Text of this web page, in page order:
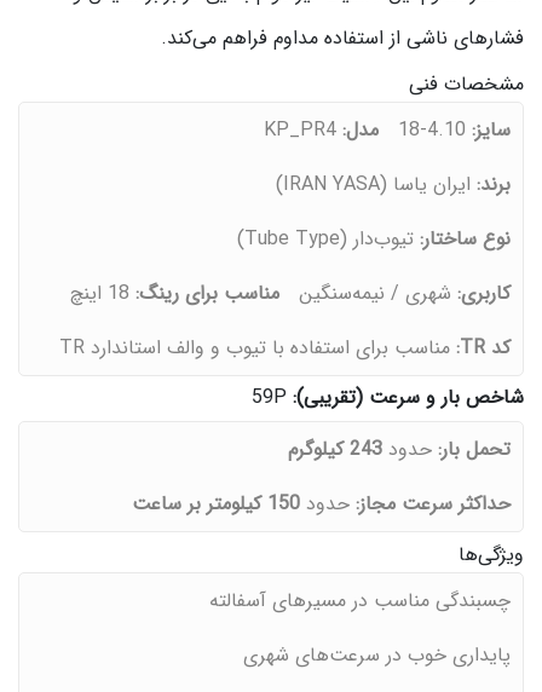
فشارهای ناشی از استفاده مداوم فراهم می‌کند.
مشخصات فنی
سایز:
مدل: KP_PR4
برند: ایران یاسا (IRAN YASA)
نوع ساختار: تیوب‌دار (Tube Type)
کاربری: شهری / نیمه‌سنگین مناسب برای رینگ:
کد TR:
مناسب برای استفاده با تیوب و والف استاندارد TR
شاخص بار و سرعت (تقریبی):
تحمل بار: حدود 243 کیلوگرم
حداکثر سرعت مجاز: حدود 150 کیلومتر بر ساعت
ویژگی‌ها
چسبندگی مناسب در مسیرهای آسفالته
پایداری خوب در سرعت‌های شهری